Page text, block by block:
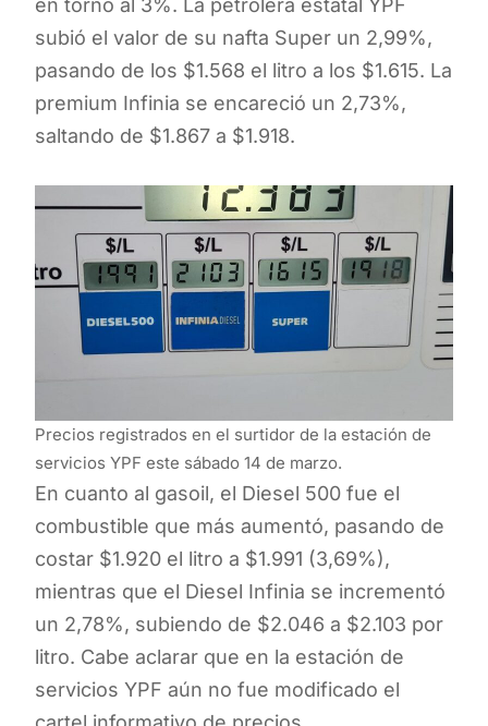
en torno al 3%. La petrolera estatal YPF
subió el valor de su nafta Super un 2,99%,
pasando de los $1.568 el litro a los $1.615. La
premium Infinia se encareció un 2,73%,
saltando de $1.867 a $1.918.
Precios registrados en el surtidor de la estación de
servicios YPF este sábado 14 de marzo.
En cuanto al gasoil, el Diesel 500 fue el
combustible que más aumentó, pasando de
costar $1.920 el litro a $1.991 (3,69%),
mientras que el Diesel Infinia se incrementó
un 2,78%, subiendo de $2.046 a $2.103 por
litro. Cabe aclarar que en la estación de
servicios YPF aún no fue modificado el